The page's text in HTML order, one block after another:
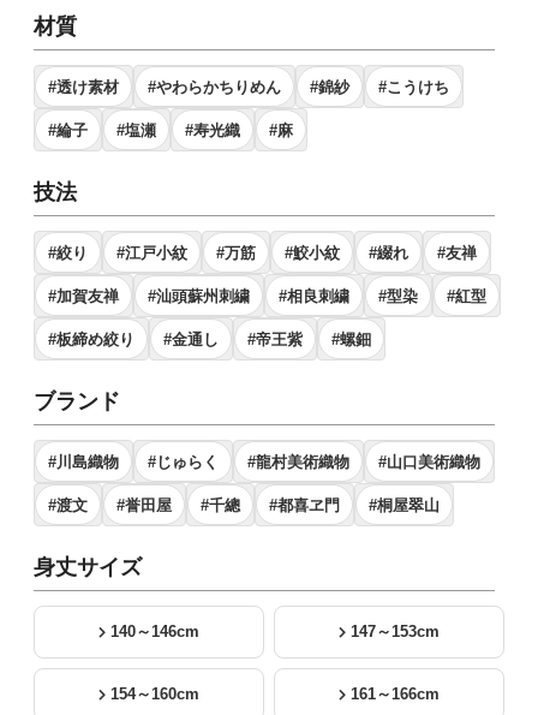
材質
#透け素材 #やわらかちりめん #錦紗 #こうけち
#綸子 #塩瀬 #寿光織 #麻
技法
#絞り #江戸小紋 #万筋 #鮫小紋 #綴れ #友禅
#加賀友禅 #汕頭蘇州刺繍 #相良刺繍 #型染 #紅型
#板締め絞り #金通し #帝王紫 #螺鈿
ブランド
#川島織物 #じゅらく #龍村美術織物 #山口美術織物
#渡文 #誉田屋 #千總 #都喜ヱ門 #桐屋翠山
身丈サイズ
140～146cm 147～153cm
154～160cm 161～166cm